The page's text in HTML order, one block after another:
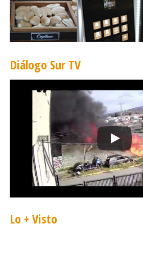
Diálogo Sur TV
Lo + Visto